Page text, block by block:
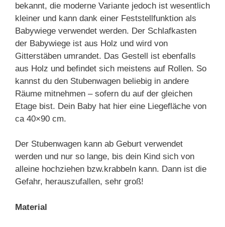
bekannt, die moderne Variante jedoch ist wesentlich
kleiner und kann dank einer Feststellfunktion als
Babywiege verwendet werden. Der Schlafkasten
der Babywiege ist aus Holz und wird von
Gitterstäben umrandet. Das Gestell ist ebenfalls
aus Holz und befindet sich meistens auf Rollen. So
kannst du den Stubenwagen beliebig in andere
Räume mitnehmen – sofern du auf der gleichen
Etage bist. Dein Baby hat hier eine Liegefläche von
ca 40×90 cm.
Der Stubenwagen kann ab Geburt verwendet
werden und nur so lange, bis dein Kind sich von
alleine hochziehen bzw.krabbeln kann. Dann ist die
Gefahr, herauszufallen, sehr groß!
Material